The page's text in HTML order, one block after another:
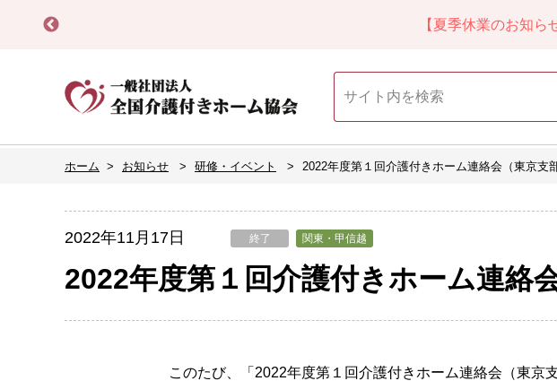
【夏季休業のお知ら
ホーム お知らせ 研修・イベント 2022年度第１回介護付きホーム連絡会（東京支部
2022年11月17日 終了 関東・甲信越
2022年度第１回介護付きホーム連絡
このたび、「2022年度第１回介護付きホーム連絡会（東京